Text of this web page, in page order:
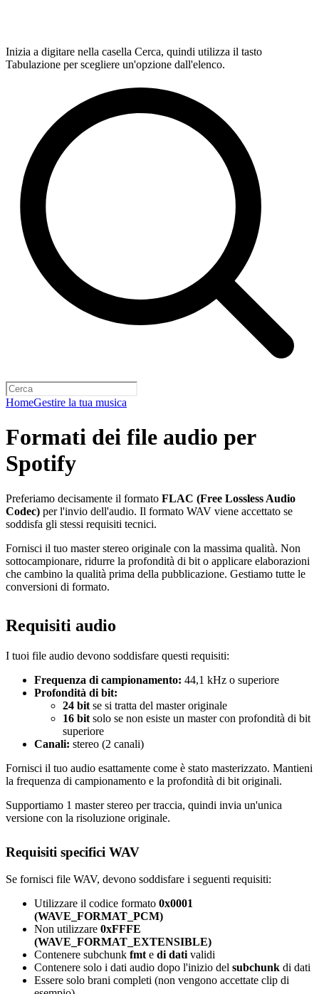
Inizia a digitare nella casella Cerca, quindi utilizza il tasto
Tabulazione per scegliere un'opzione dall'elenco.
HomeGestire la tua musica
Formati dei file audio per
Spotify
Preferiamo decisamente il formato FLAC (Free Lossless Audio
Codec) per l'invio dell'audio. Il formato WAV viene accettato se
soddisfa gli stessi requisiti tecnici.
Fornisci il tuo master stereo originale con la massima qualità. Non
sottocampionare, ridurre la profondità di bit o applicare elaborazioni
che cambino la qualità prima della pubblicazione. Gestiamo tutte le
conversioni di formato.
Requisiti audio
I tuoi file audio devono soddisfare questi requisiti:
Frequenza di campionamento: 44,1 kHz o superiore
Profondità di bit:
24 bit se si tratta del master originale
16 bit solo se non esiste un master con profondità di bit
superiore
Canali: stereo (2 canali)
Fornisci il tuo audio esattamente come è stato masterizzato. Mantieni
la frequenza di campionamento e la profondità di bit originali.
Supportiamo 1 master stereo per traccia, quindi invia un'unica
versione con la risoluzione originale.
Requisiti specifici WAV
Se fornisci file WAV, devono soddisfare i seguenti requisiti:
Utilizzare il codice formato 0x0001
(WAVE_FORMAT_PCM)
Non utilizzare 0xFFFE
(WAVE_FORMAT_EXTENSIBLE)
Contenere subchunk fmte di dativalidi
Contenere solo i dati audio dopo l'inizio del subchunk di dati
Essere solo brani completi (non vengono accettate clip di